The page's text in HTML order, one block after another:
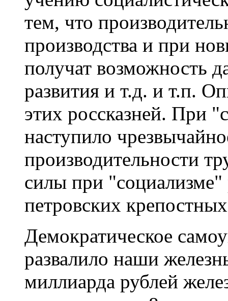
тем, что
производства и при
получат возможность
развития и т.д. и т.п.
этих россказней. При
наступило
производительности
силы при "социализме"
петровских
Демократическое
развалило наши
миллиарда рублей